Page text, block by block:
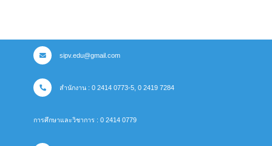
sipv.edu@gmail.com
สำนักงาน : 0 2414 0773-5, 0 2419 7284
การศึกษาและวิชาการ : 0 2414 0779